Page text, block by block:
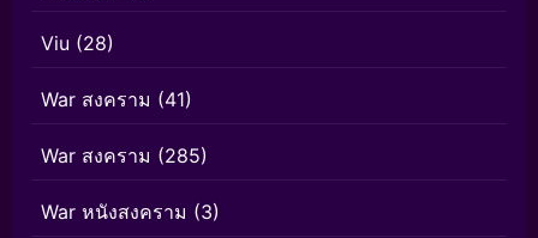
Viu (28)
War สงคราม (41)
War สงคราม (285)
War หนังสงคราม (3)